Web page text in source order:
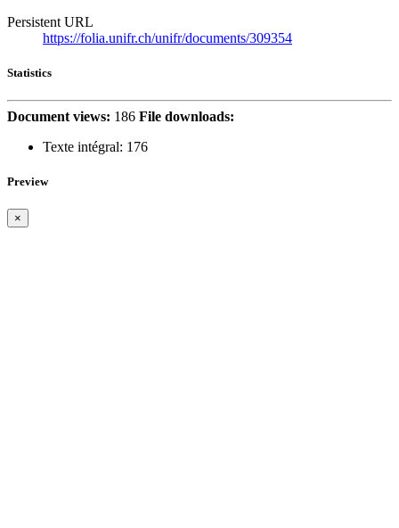
Persistent URL
https://folia.unifr.ch/unifr/documents/309354
Statistics
Document views: 186 File downloads:
Texte intégral: 176
Preview
×